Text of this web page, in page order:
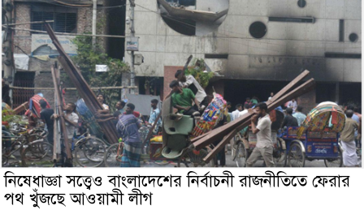
নিষেধাজ্ঞা সত্ত্বেও বাংলাদেশের নির্বাচনী রাজনীতিতে ফেরার
পথ খুঁজছে আওয়ামী লীগ